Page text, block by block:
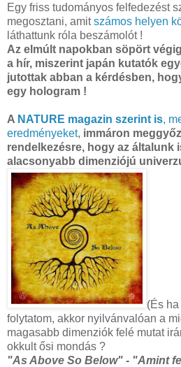
Egy friss tudományos felfedezést
megosztani, amitszámos helyen
láthattunk róla beszámolót !
Az elmúlt napokban söpört
a hír, miszerint japán kutatók
jutottak abban a kérdésben,
egy hologram !
A NATURE magazin szerint is,
eredményeket, immáron
rendelkezésre, hogy az általunk
alacsonyabb dimenziójú
(És
folytatom, akkor nyilvánvalóan a
magasabb dimenziók felé mutat
okkult ősi mondás ?
"As Above So Below" - "Amint